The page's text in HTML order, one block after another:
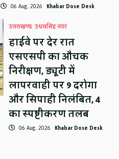
06 Aug, 2026 Khabar Dose Desk
उत्तराखण्ड उधमसिंह नगर
हाईवे पर देर रात
एसएसपी का औचक
निरीक्षण, ड्यूटी में
लापरवाही पर 9 दरोगा
और सिपाही निलंबित, 4
का स्पष्टीकरण तलब
06 Aug, 2026 Khabar Dose Desk